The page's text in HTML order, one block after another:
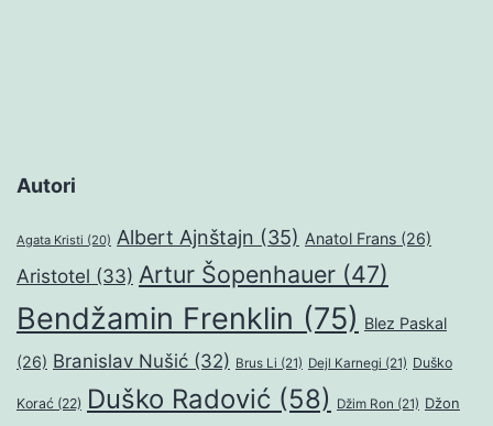
Autori
Agata Kristi (20) Albert Ajnštajn (35) Anatol Frans (26)
Aristotel (33) Artur Šopenhauer (47)
Bendžamin Frenklin (75) Blez Paskal
(26) Branislav Nušić (32) Brus Li (21) Dejl Karnegi (21) Duško
Korać (22) Duško Radović (58) Džim Ron (21) Džon